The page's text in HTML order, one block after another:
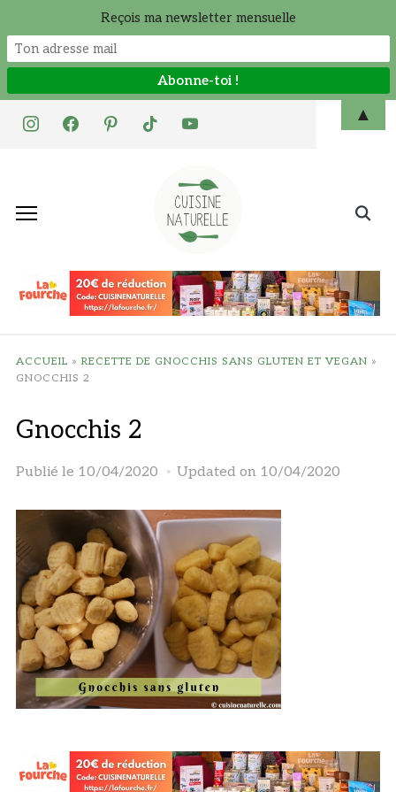
instagramfacebookpinteresttiktok youtube
Search
ACCUEIL » RECETTE DE GNOCCHIS SANS GLUTEN ET VEGAN »
GNOCCHIS 2
Gnocchis 2
Publié le 10/04/2020 Updated on 10/04/2020
Reçois ma newsletter mensuelle
▲